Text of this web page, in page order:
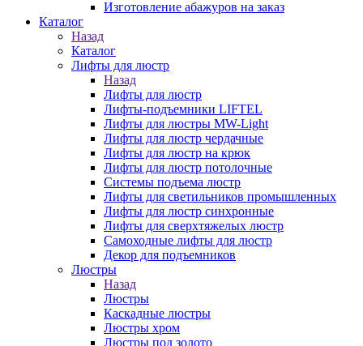
Изготовление абажуров на заказ
Каталог
Назад
Каталог
Лифты для люстр
Назад
Лифты для люстр
Лифты-подъемники LIFTEL
Лифты для люстры MW-Light
Лифты для люстр чердачные
Лифты для люстр на крюк
Лифты для люстр потолочные
Системы подъема люстр
Лифты для светильников промышленных
Лифты для люстр синхронные
Лифты для сверхтяжелых люстр
Самоходные лифты для люстр
Декор для подъемников
Люстры
Назад
Люстры
Каскадные люстры
Люстры хром
Люстры под золото